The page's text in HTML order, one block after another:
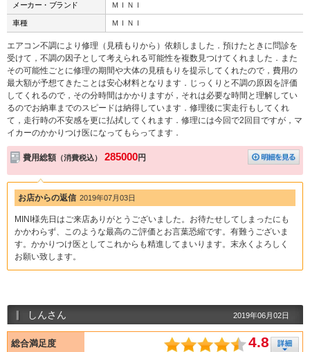
メーカー・ブランド ＭＩＮＩ
車種 ＭＩＮＩ
エアコン不調により修理（見積もりから）依頼しました．預けたときに問診を
受けて，不調の因子として考えられる可能性を複数見つけてくれました．また
その可能性ごとに修理の期間や大体の見積もりを提示してくれたので，費用の
最大額が予想てきたことは安心材料となります．じっくりと不調の原因を評価
してくれるので，その分時間はかかりますが，それは必要な時間と理解してい
るのでお納車までのスピードは納得しています．修理後に実走行もしてくれ
て，走行時の不安感を更に払拭してくれます．修理には今回で2回目ですが，マ
イカーのかかりつけ医になってもらってます．
費用総額 （消費税込） 285000円
お店からの返信 2019年07月03日
MINI様先日はご来店ありがとうございました。お待たせしてしまったにも
かかわらず、このような最高のご評価とお言葉恐縮です。有難うございま
す。かかりつけ医としてこれからも精進してまいります。末永くよろしく
お願い致します。
しんさん 2019年06月02日
総合満足度 4.8